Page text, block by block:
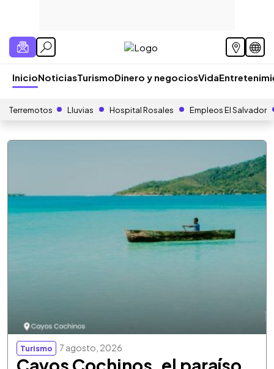
InicioNoticiasTurismoDinero y negociosVida
Terremotos Lluvias Hospital Rosales Empleos El Salvador
Turismo 7 agosto, 2026
Cayos Cochinos, el paraíso